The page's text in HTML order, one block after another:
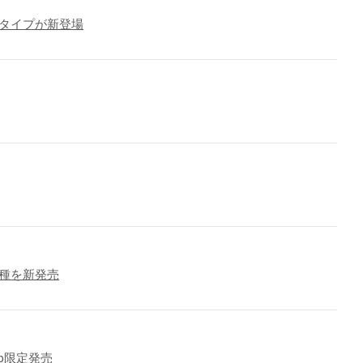
イプが新登場
を新発売
限定発売